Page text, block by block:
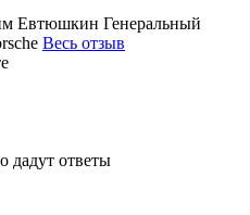
Генеральный
Весь отзыв
дадут ответы